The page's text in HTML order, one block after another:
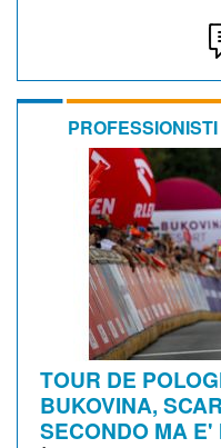
PROFESSIONISTI
TOUR DE
BUKOVINA,
SECONDO MA